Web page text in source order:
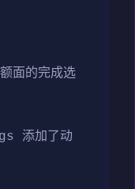
面的完成选
添加了动